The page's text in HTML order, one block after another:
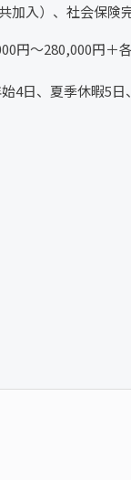
加入）、社会保険
円～280,000円＋各
4日、夏季休暇5